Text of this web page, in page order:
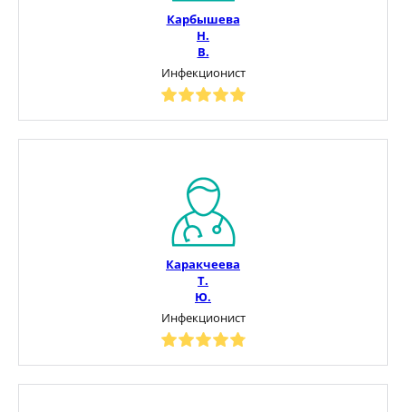
Карбышева
Н.
В.
Инфекционист
Каракчеева
Т.
Ю.
Инфекционист